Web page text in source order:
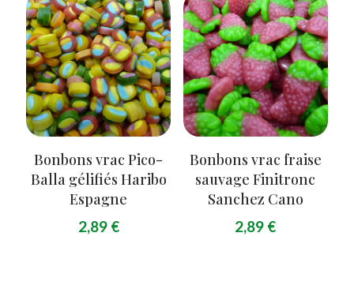
Bonbons vrac Pico-
Balla gélifiés Haribo
Espagne
2,89 €
Bonbons vrac fraise
sauvage Finitronc
Sanchez Cano
2,89 €